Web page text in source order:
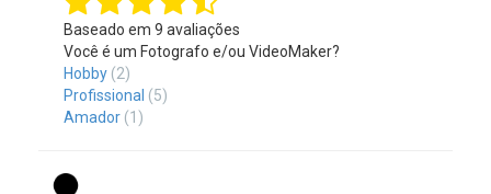
Baseado em 9 avaliações
Você é um Fotografo e/ou VideoMaker?
Hobby (2)
Profissional (5)
Amador (1)